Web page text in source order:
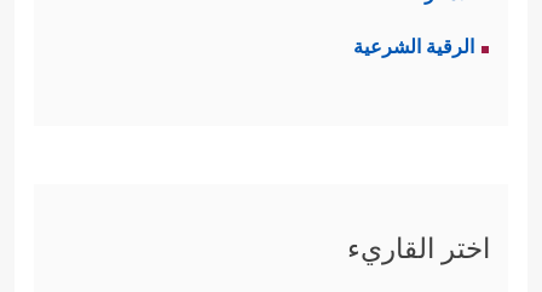
الرقية الشرعية
اختر القاريء